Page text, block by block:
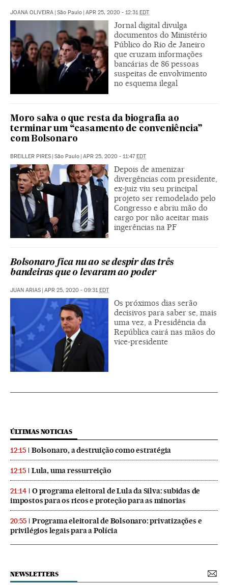
JOANA OLIVEIRA | São Paulo | APR 25, 2020 - 12:31EDT
Jornal digital divulga
documentos do Ministério
Público do Rio de Janeiro
que cruzam informações
bancárias de 86 pessoas
suspeitas de envolvimento
no esquema ilegal
Moro salva o que resta da biografia ao
terminar um “casamento de conveniência”
com Bolsonaro
BREILLER PIRES | São Paulo | APR 25, 2020 - 11:47EDT
Depois de amenizar
divergências com presidente,
ex-juiz viu seu principal
projeto ser remodelado pelo
Congresso e abriu mão do
cargo por não aceitar mais
ingerências na PF
Bolsonaro fica nu ao se despir das três
bandeiras que o levaram ao poder
JUAN ARIAS | APR 25, 2020 - 09:31EDT
Os próximos dias serão
decisivos para saber se, mais
uma vez, a Presidência da
República cairá nas mãos do
vice-presidente
ÚLTIMAS NOTICIAS
12:15 Bolsonaro, a destruição como estratégia
12:15 Lula, uma ressurreição
21:14
O programa eleitoral de Lula da Silva: subidas de
impostos para os ricos e proteção para as minorias
20:55
Programa eleitoral de Bolsonaro: privatizações e
privilégios legais para a Polícia
NEWSLETTERS